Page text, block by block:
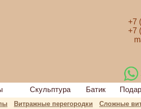
+7
+7
Скульптура Батик
Витражные перегородки
Сложные